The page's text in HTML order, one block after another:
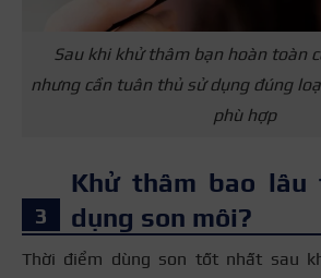
Sau khi khử thâm bạn hoàn toàn
nhưng cần tuân thủ sử dụng đúng
phù hợp
Khử thâm bao lâu
dụng son môi?
Thời điểm dùng son tốt nhất sau